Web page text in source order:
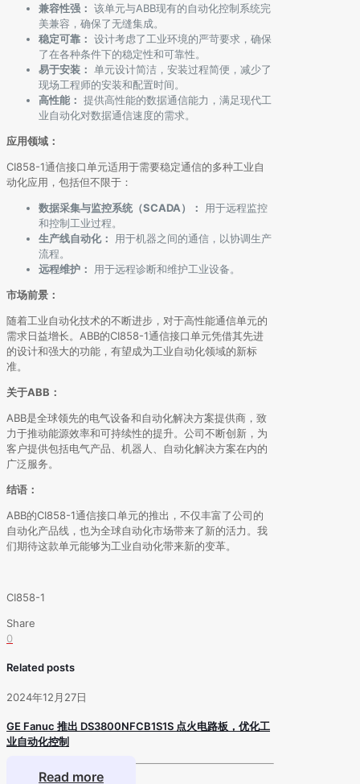
兼容性强： 该单元与ABB现有的自动化控制系统完
美兼容，确保了无缝集成。
稳定可靠： 设计考虑了工业环境的严苛要求，确保
了在各种条件下的稳定性和可靠性。
易于安装： 单元设计简洁，安装过程简便，减少了
现场工程师的安装和配置时间。
高性能： 提供高性能的数据通信能力，满足现代工
业自动化对数据通信速度的需求。
应用领域：
CI858-1通信接口单元适用于需要稳定通信的多种工业自
动化应用，包括但不限于：
数据采集与监控系统（SCADA）：
用于远程监控
和控制工业过程。
生产线自动化：
用于机器之间的通信，以协调生产
流程。
远程维护：
用于远程诊断和维护工业设备。
市场前景：
随着工业自动化技术的不断进步，对于高性能通信单元的
需求日益增长。ABB的CI858-1通信接口单元凭借其先进
的设计和强大的功能，有望成为工业自动化领域的新标
准。
关于ABB：
ABB是全球领先的电气设备和自动化解决方案提供商，致
力于推动能源效率和可持续性的提升。公司不断创新，为
客户提供包括电气产品、机器人、自动化解决方案在内的
广泛服务。
结语：
ABB的CI858-1通信接口单元的推出，不仅丰富了公司的
自动化产品线，也为全球自动化市场带来了新的活力。我
们期待这款单元能够为工业自动化带来新的变革。
CI858-1
Share
0
Related posts
2024年12月27日
GE Fanuc 推出 DS3800NFCB1S1S 点火电路板，优化工
业自动化控制
Read more